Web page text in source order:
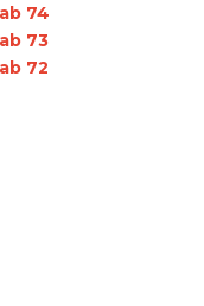
74
73
72